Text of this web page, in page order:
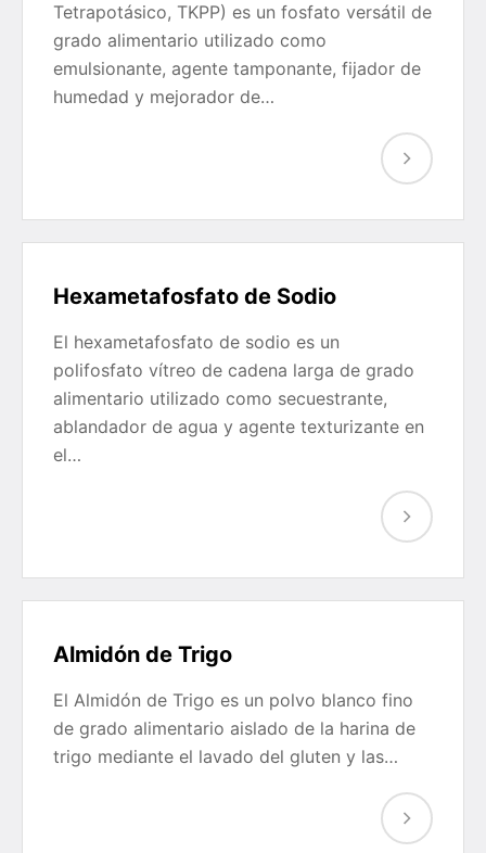
Tetrapotásico, TKPP) es un fosfato versátil de
grado alimentario utilizado como
emulsionante, agente tamponante, fijador de
humedad y mejorador de…
Hexametafosfato de Sodio
El hexametafosfato de sodio es un
polifosfato vítreo de cadena larga de grado
alimentario utilizado como secuestrante,
ablandador de agua y agente texturizante en
el…
Almidón de Trigo
El Almidón de Trigo es un polvo blanco fino
de grado alimentario aislado de la harina de
trigo mediante el lavado del gluten y las…